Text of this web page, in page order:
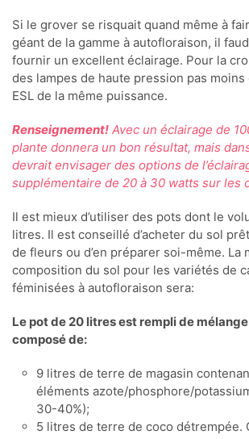
Si le grover se risquait quand même à
géant de la gamme à autofloraison, il
fournir un excellent éclairage. Pour la
des lampes de haute pression pas
ESL de la même puissance.
Renseignement! Avec un éclairage de
plante donnera un bon résultat, mais
devrait envisager des options de
supplémentaire de 20 à 30 watts sur les
Il est mieux d’utiliser des pots dont le
litres. Il est conseillé d’acheter du sol
de fleurs ou d’en préparer soi-même. La
composition du sol pour les variétés de
féminisées à autofloraison sera:
Le pot de 20 litres est rempli de
composé de:
9 litres de terre de magasin
éléments azote/phosphore/
30-40%);
5 litres de terre de coco détrempée.